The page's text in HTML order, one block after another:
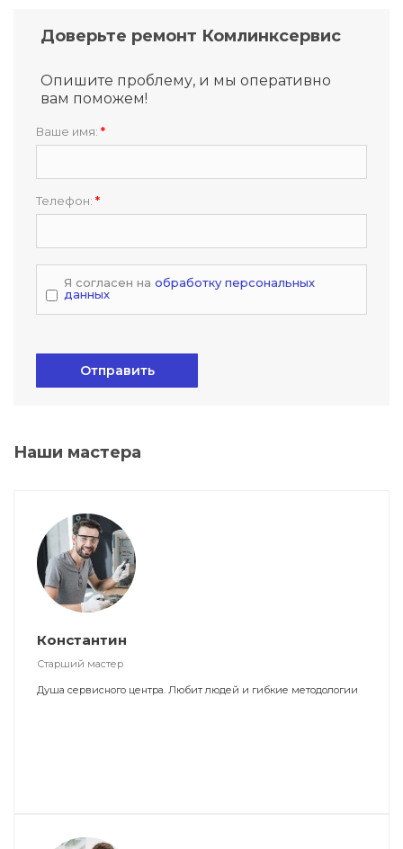
Доверьте ремонт Комлинксервис
Опишите проблему, и мы оперативно
вам поможем!
Ваше имя: *
Телефон: *
Я согласен на обработку персональных
данных
Отправить
Наши мастера
Константин
Старший мастер
Душа сервисного центра. Любит людей и гибкие методологии